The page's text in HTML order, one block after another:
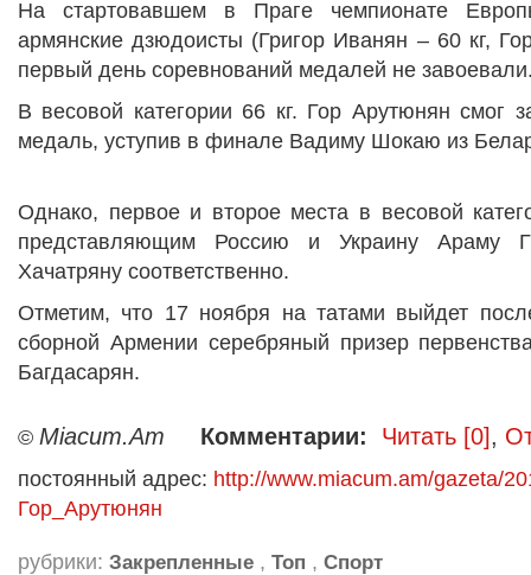
На стартовавшем в Праге чемпионате
армянские дзюдоисты (Григор Иванян – 60 кг,
первый день соревнований медалей не
В весовой категории 66 кг. Гор Арутюнян смог
медаль, уступив в финале Вадиму Шокаю из
Однако, первое и второе места в весовой
представляющим Россию и Украину Араму
Хачатряну соответственно.
Отметим, что 17 ноября на татами выйдет
сборной Армении серебряный призер
Багдасарян.
© Miacum.Am Комментарии: Читать [0],
постоянный адрес: http://www.miacum.am/gazeta/
Гор_Арутюнян
рубрики: Закрепленные , Топ , Спорт